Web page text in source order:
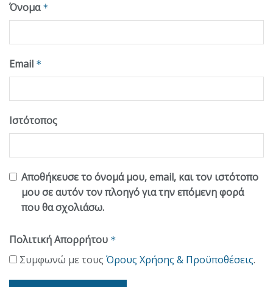
Όνομα *
Email *
Ιστότοπος
Αποθήκευσε το όνομά μου, email, και τον ιστότοπο
μου σε αυτόν τον πλοηγό για την επόμενη φορά
που θα σχολιάσω.
Πολιτική Απορρήτου *
Συμφωνώ με τους Όρους Χρήσης & Προϋποθέσεις.